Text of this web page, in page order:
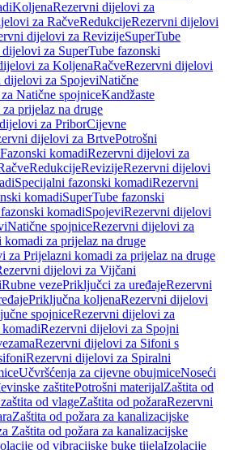
KoljenaRezervni dijelovi za
za RačveRedukcijeRezervni dijelovi
dijelovi za RevizijeSuperTube
za SuperTube fazonski
za KoljenaRačveRezervni dijelovi
dijelovi za SpojeviNatične
Natične spojniceKandžaste
prijelaz na druge
za PriborCijevne
dijelovi za BrtvePotrošni
Fazonski komadiRezervni dijelovi za
RedukcijeRevizijeRezervni dijelovi
Specijalni fazonski komadiRezervni
komadiSuperTube fazonski
komadiSpojeviRezervni dijelovi
Natične spojniceRezervni dijelovi za
komadi za prijelaz na druge
za Prijelazni komadi za prijelaz na druge
dijelovi za Vijčani
Rubne vezePriključci za uređajeRezervni
Priključna koljenaRezervni dijelovi
spojniceRezervni dijelovi za
Rezervni dijelovi za Spojni
Rezervni dijelovi za Sifoni s
Rezervni dijelovi za Spiralni
Učvršćenja za cijevne obujmiceNoseći
zaštitePotrošni materijalZaštita od
od vlageZaštita od požaraRezervni
Zaštita od požara za kanalizacijske
Zaštita od požara za kanalizacijske
od vibracijske buke tijelaIzolacije